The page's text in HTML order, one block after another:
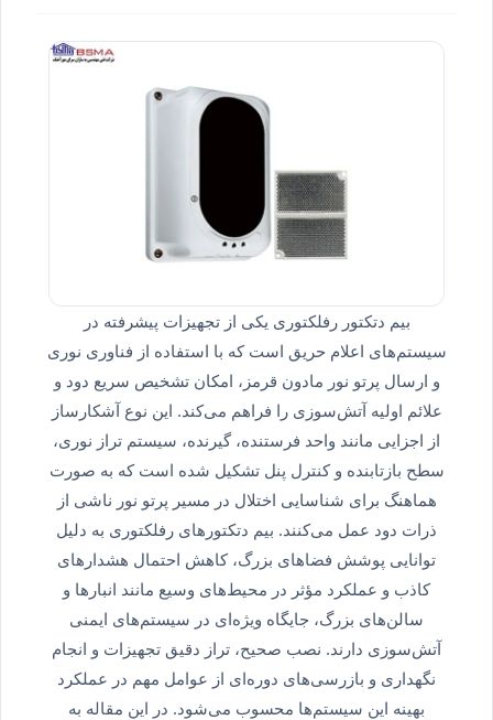
بیم دتکتور رفلکتوری یکی از تجهیزات پیشرفته در
سیستم‌های اعلام حریق است که با استفاده از فناوری نوری
و ارسال پرتو نور مادون قرمز، امکان تشخیص سریع دود و
علائم اولیه آتش‌سوزی را فراهم می‌کند. این نوع آشکارساز
از اجزایی مانند واحد فرستنده، گیرنده، سیستم تراز نوری،
سطح بازتابنده و کنترل پنل تشکیل شده است که به صورت
هماهنگ برای شناسایی اختلال در مسیر پرتو نور ناشی از
ذرات دود عمل می‌کنند. بیم دتکتورهای رفلکتوری به دلیل
توانایی پوشش فضاهای بزرگ، کاهش احتمال هشدارهای
کاذب و عملکرد مؤثر در محیط‌های وسیع مانند انبارها و
سالن‌های بزرگ، جایگاه ویژه‌ای در سیستم‌های ایمنی
آتش‌سوزی دارند. نصب صحیح، تراز دقیق تجهیزات و انجام
نگهداری و بازرسی‌های دوره‌ای از عوامل مهم در عملکرد
بهینه این سیستم‌ها محسوب می‌شود. در این مقاله به